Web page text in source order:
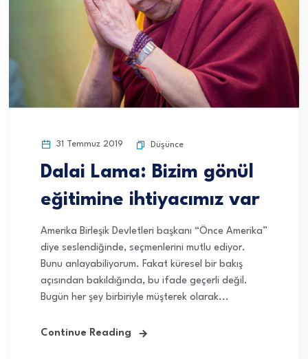
31 Temmuz 2019 Düşünce
Dalai Lama: Bizim gönül
eğitimine ihtiyacımız var
Amerika Birleşik Devletleri başkanı “Önce Amerika”
diye seslendiğinde, seçmenlerini mutlu ediyor.
Bunu anlayabiliyorum. Fakat küresel bir bakış
açısından bakıldığında, bu ifade geçerli değil.
Bugün her şey birbiriyle müşterek olarak...
Continue Reading